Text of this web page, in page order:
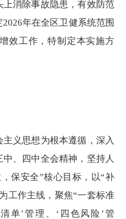
消除事故隐患，有效防范
年在全区卫健系统范围
效工作，特制定本实施方
义思想为根本遵循，深入
、四中全会精神，坚持人
保安全”核心目标，以“补
工作主线，聚焦“一套标准
单’管理、‘四色风险’管